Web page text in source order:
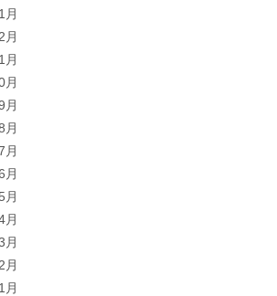
月
月
月
月
月
月
月
月
月
月
月
月
月